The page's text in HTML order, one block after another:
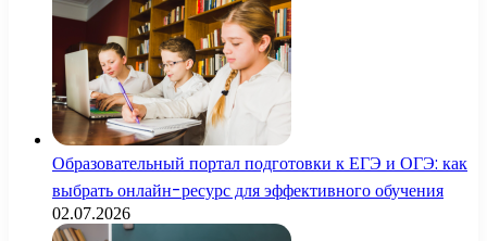
Образовательный портал подготовки к ЕГЭ и ОГЭ: как
выбрать онлайн-ресурс для эффективного обучения
02.07.2026